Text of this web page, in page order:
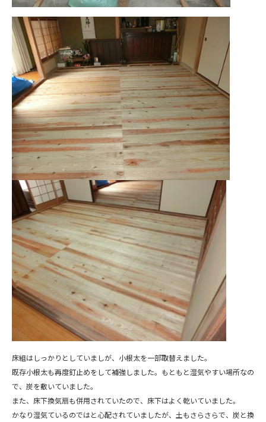
床組はしっかりとしていましが、小根太を一部取替えました。
既存小根太も再度釘止めをして補強しました。もともと湿気やすい場所なの
で、炭を敷いていました。
また、床下換気扇も併用されていたので、床下はよく乾いていました。
かなり湿気ているのではと心配されていましたが、土もさらさらで、炭と換